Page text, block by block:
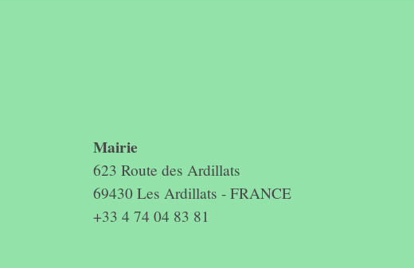
Mairie
623 Route des Ardillats
69430 Les Ardillats - FRANCE
+33 4 74 04 83 81